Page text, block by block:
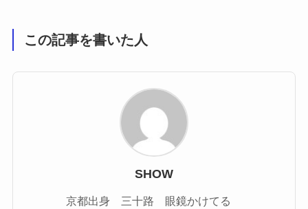
この記事を書いた人
SHOW
京都出身 三十路 眼鏡かけてる